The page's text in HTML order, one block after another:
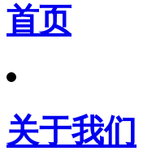
首页
关于我们